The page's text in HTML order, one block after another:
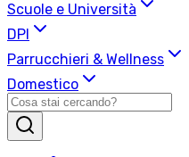
Scuole e Università
DPI
Parrucchieri & Wellness
Domestico